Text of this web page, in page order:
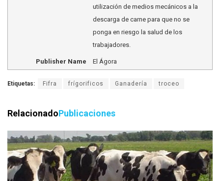
utilización de medios mecánicos a la
descarga de carne para que no se
ponga en riesgo la salud de los
trabajadores.
Publisher Name El Ágora
Etiquetas: Fifra frígorificos Ganadería troceo
RelacionadoPublicaciones